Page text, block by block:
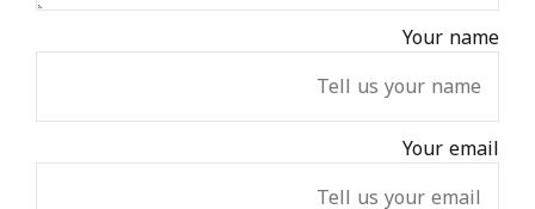
Your name
Your email